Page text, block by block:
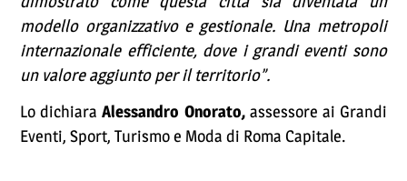
modello organizzativo e gestionale. Una metropoli
internazionale efficiente, dove i grandi eventi sono
un valore aggiunto per il territorio”.
Lo dichiara Alessandro Onorato,assessore ai Grandi
Eventi, Sport, Turismo e Moda di Roma Capitale.